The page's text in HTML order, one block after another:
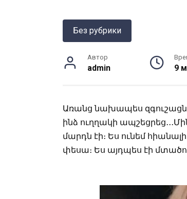
Без рубрики
Автор
admin 9
Առանց նախապես
ինձ ուղղակի
մարդն էի։ Ես ունեմ
փեսա։ Ես այդպես էի